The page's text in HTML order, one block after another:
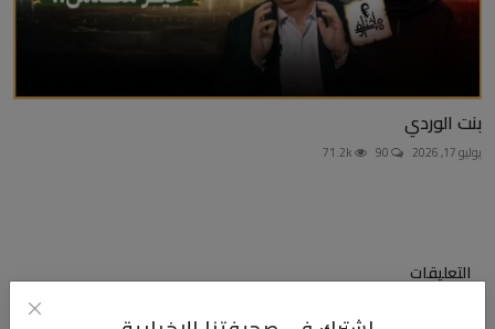
بنت الوردي
يوليو 17, 2026
التعليقات